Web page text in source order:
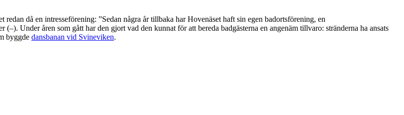
redan då en intresseförening: ”Sedan några år tillbaka har Hovenäset haft sin egen badortsförening, en
(–). Underåren som gått har den gjort vad den kunnat för att bereda badgästerna en angenäm tillvaro: stränderna ha ansats
byggde dansbanan vid Svineviken.